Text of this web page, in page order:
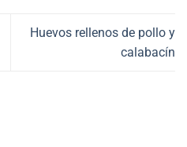
Huevos rellenos de pollo y
calabacín